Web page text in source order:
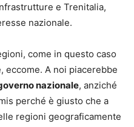
e Trenitalia,
nazionale.
come in questo caso
eccome. A noi piacerebbe
nazionale, anziché
perché è giusto che a
regioni geograficamente